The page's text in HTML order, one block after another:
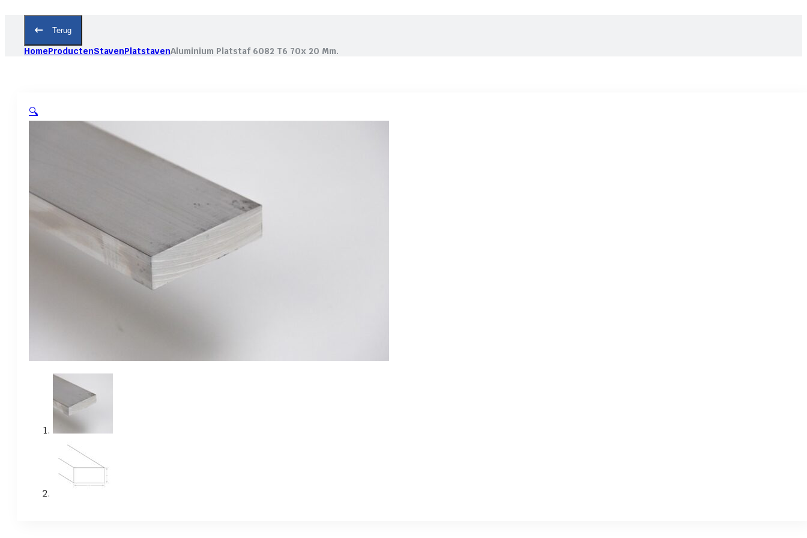
Terug
HomeProductenStavenPlatstavenAluminium Platstaf 6082 T6 70x 20 Mm.
🔍